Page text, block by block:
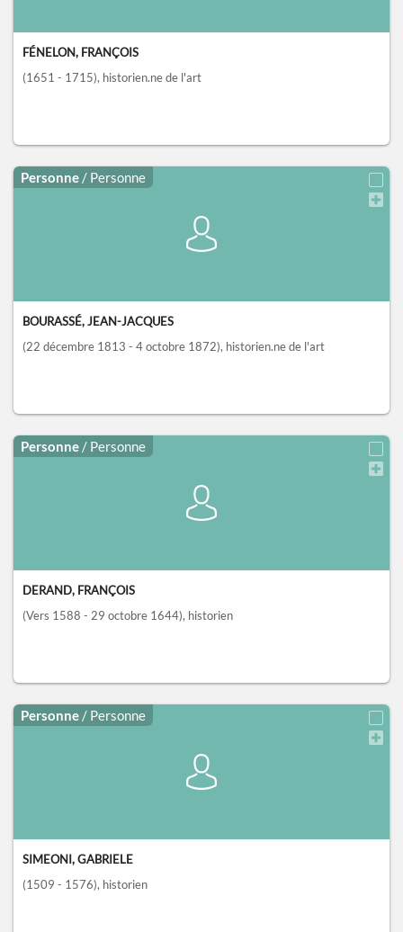
FÉNELON, FRANÇOIS
(1651 - 1715), historien.ne de l'art
Personne / Personne
BOURASSÉ, JEAN-JACQUES
(22 décembre 1813 - 4 octobre 1872), historien.ne de l'art
Personne / Personne
DERAND, FRANÇOIS
(Vers 1588 - 29 octobre 1644), historien
Personne / Personne
SIMEONI, GABRIELE
(1509 - 1576), historien